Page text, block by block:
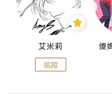
艾米莉
追蹤